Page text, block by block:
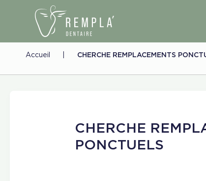
Accueil CHERCHE REMPLACEMENTS
CHERCHE
PONCTUELS